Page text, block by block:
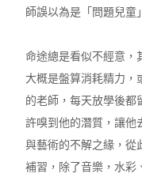
師誤以為是「問題兒童
命途總是看似不經意，
大概是盤算消耗精力，
的老師，每天放學後都
許嗅到他的潛質，讓他
與藝術的不解之緣，從
補習，除了音樂，水彩